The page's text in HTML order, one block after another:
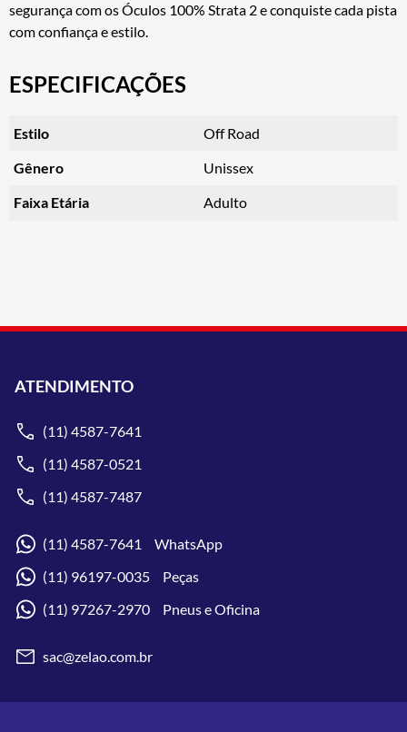
segurança com os Óculos 100% Strata 2 e conquiste cada pista
com confiança e estilo.
ESPECIFICAÇÕES
Estilo Off Road
Gênero Unissex
Faixa Etária Adulto
ATENDIMENTO
(11) 4587-7641
(11) 4587-0521
(11) 4587-7487
(11) 4587-7641 WhatsApp
(11) 96197-0035 Peças
(11) 97267-2970 Pneus e Oficina
sac@zelao.com.br